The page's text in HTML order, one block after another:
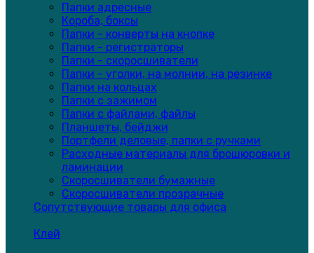
Папки адресные
Короба, боксы
Папки - конверты на кнопке
Папки - регистраторы
Папки - скоросшиватели
Папки - уголки, на молнии, на резинке
Папки на кольцах
Папки с зажимом
Папки с файлами, файлы
Планшеты, бейджи
Портфели деловые, папки с ручками
Расходные материалы для брошюровки и
ламинации
Скоросшиватели бумажные
Скоросшиватели прозрачные
Сопутствующие товары для офиса
Клей